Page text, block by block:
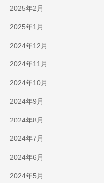
2025年2月
2025年1月
2024年12月
2024年11月
2024年10月
2024年9月
2024年8月
2024年7月
2024年6月
2024年5月